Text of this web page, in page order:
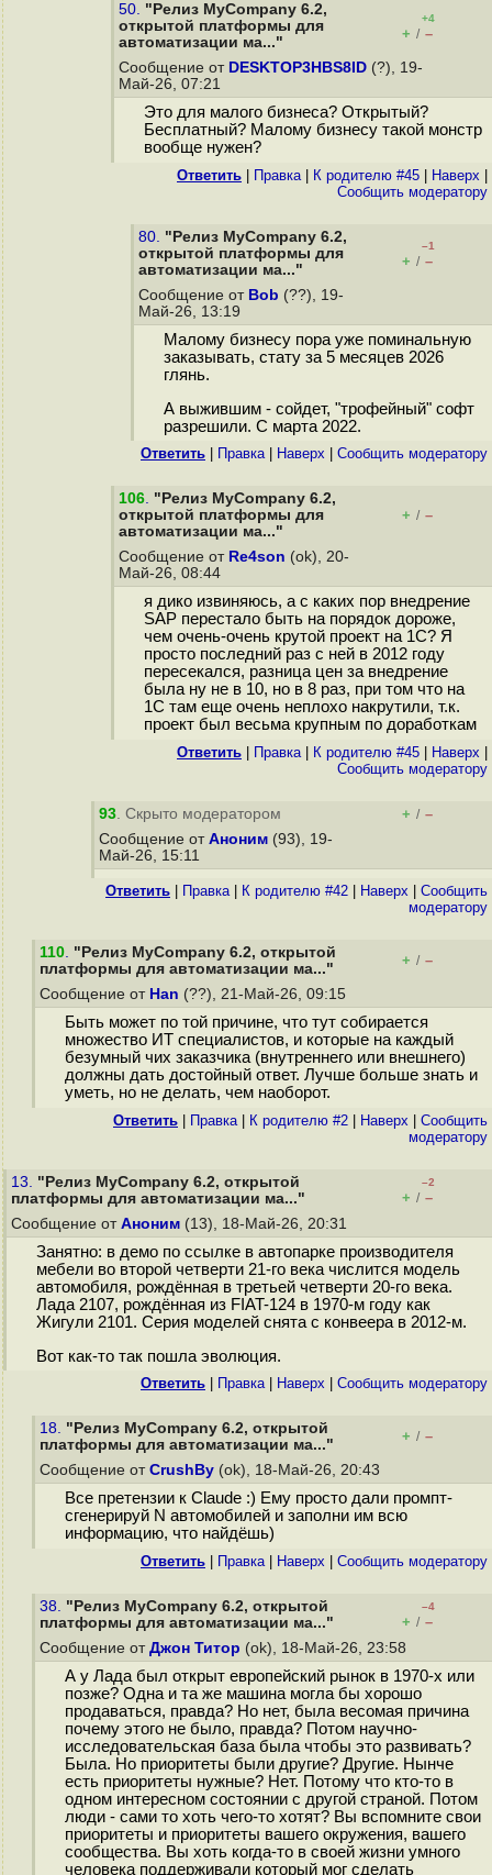
50. "Релиз MyCompany 6.2,
открытой платформы для
автоматизации ма..."
+4
+ / –
Сообщение от DESKTOP3HBS8ID (?), 19-
Май-26, 07:21
Это для малого бизнеса? Открытый?
Бесплатный? Малому бизнесу такой монстр
вообще нужен?
Ответить Правка| К родителю #45 Наверх
Cообщить модератору
80. "Релиз MyCompany 6.2,
открытой платформы для
автоматизации ма..."
–1
+ / –
Сообщение от Bob (??), 19-
Май-26, 13:19
Малому бизнесу пора уже поминальную
заказывать, стату за 5 месяцев 2026
глянь.
А выжившим - сойдет, "трофейный" софт
разрешили. С марта 2022.
Ответить Правка| Наверх Cообщить модератору
106. "Релиз MyCompany 6.2,
открытой платформы для
автоматизации ма..."
+ / –
Сообщение от Re4son (ok), 20-
Май-26, 08:44
я дико извиняюсь, а с каких пор внедрение
SAP перестало быть на порядок дороже,
чем очень-очень крутой проект на 1С? Я
просто последний раз с ней в 2012 году
пересекался, разница цен за внедрение
была ну не в 10, но в 8 раз, при том что на
1С там еще очень неплохо накрутили, т.к.
проект был весьма крупным по доработкам
Ответить Правка| К родителю #45 Наверх
Cообщить модератору
93. Скрыто модератором + / –
Сообщение от Аноним (93), 19-
Май-26, 15:11
Ответить Правка| К родителю #42 Наверх
Cообщить
модератору
110. "Релиз MyCompany 6.2, открытой
платформы для автоматизации ма..."
+ / –
Сообщение от Han (??), 21-Май-26, 09:15
Быть может по той причине, что тут собирается
множество ИТ специалистов, и которые на каждый
безумный чих заказчика (внутреннего или внешнего)
должны дать достойный ответ. Лучше больше знать и
уметь, но не делать, чем наоборот.
Ответить Правка| К родителю #2 Наверх
Cообщить
модератору
13. "Релиз MyCompany 6.2, открытой
платформы для автоматизации ма..."
–2
+ / –
Сообщение от Аноним (13), 18-Май-26, 20:31
Занятно: в демо по ссылке в автопарке производителя
мебели во второй четверти 21-го века числится модель
автомобиля, рождённая в третьей четверти 20-го века.
Лада 2107, рождённая из FIAT-124 в 1970-м году как
Жигули 2101. Серия моделей снята с конвеера в 2012-м.
Вот как-то так пошла эволюция.
Ответить Правка| Наверх Cообщить модератору
18. "Релиз MyCompany 6.2, открытой
платформы для автоматизации ма..."
+ / –
Сообщение от CrushBy (ok), 18-Май-26, 20:43
Все претензии к Claude :) Ему просто дали промпт-
сгенерируй N автомобилей и заполни им всю
информацию, что найдёшь)
Ответить Правка| Наверх Cообщить модератору
38. "Релиз MyCompany 6.2, открытой
платформы для автоматизации ма..."
–4
+ / –
Сообщение от Джон Титор (ok), 18-Май-26, 23:58
А у Лада был открыт европейский рынок в 1970-х или
позже? Одна и та же машина могла бы хорошо
продаваться, правда? Но нет, была весомая причина
почему этого не было, правда? Потом научно-
исследовательская база была чтобы это развивать?
Была. Но приоритеты были другие? Другие. Нынче
есть приоритеты нужные? Нет. Потому что кто-то в
одном интересном состоянии с другой страной. Потом
люди - сами то хоть чего-то хотят? Вы вспомните свои
приоритеты и приоритеты вашего окружения, вашего
сообщества. Вы хоть когда-то в своей жизни умного
человека поддерживали который мог сделать